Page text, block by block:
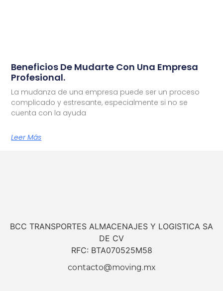
Beneficios De Mudarte Con Una Empresa
Profesional.
La mudanza de una empresa puede ser un proceso
complicado y estresante, especialmente si no se
cuenta con la ayuda
Leer Más
BCC TRANSPORTES ALMACENAJES Y LOGISTICA SA
DE CV
RFC: BTA070525M58
contacto@moving.mx